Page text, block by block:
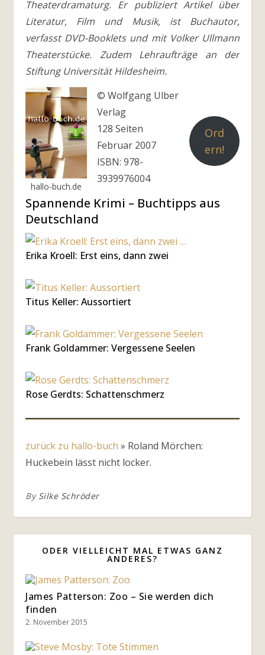
Theaterdramaturg. Er publiziert Artikel über
Literatur, Film und Musik, ist Buchautor,
verfasst DVD-Booklets und mit Volker Ullmann
Theaterstücke. Zudem Lehraufträge an der
Stiftung Universität Hildesheim.
hallo-buch.de
© Wolfgang Ulber
Verlag
128 Seiten
Februar 2007
ISBN: 978-
3939976004
Ord
ern!
Spannende Krimi – Buchtipps aus
Deutschland
Erika Kroell: Erst eins, dann zwei
Titus Keller: Aussortiert
Frank Goldammer: Vergessene Seelen
Rose Gerdts: Schattenschmerz
zurück zu hallo-buch » Roland Mörchen:
Huckebein lässt nicht locker.
By Silke Schröder
ODER VIELLEICHT MAL ETWAS GANZ
ANDERES?
James Patterson: Zoo – Sie werden dich
finden
2. November 2015